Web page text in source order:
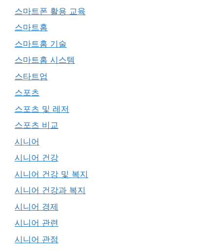
스마트폰 활용 교육
스마트홈
스마트홈 기술
스마트홈 시스템
스타트업
스포츠
스포츠 및 레저
스포츠 비교
시니어
시니어 건강
시니어 건강 및 복지
시니어 건강과 복지
시니어 경제
시니어 관련
시니어 관점